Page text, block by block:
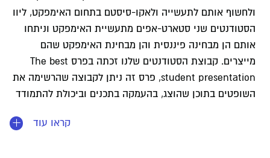
ולחשוף אותם לתעשייה ולאקו-סיסטם בתחום האימפקט, ליוו
הסטודנטים שני סטארט-אפים מתעשיית האימפקט וניתחו
אותם הן מבחינה פיננסית והן מבחינת האימפקט שהם
מייצרים. קבוצת הסטודנטים שלנו זכתה בפרס The best
student presentation, פרס זה ניתן לקבוצה שהרשימה את
השופטים בתוכן שהוצג, בהעמקה בתכנים וביכולת להתמודד
קראו עוד